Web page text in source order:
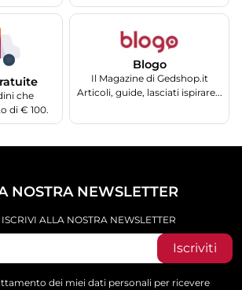
che
di € 100.
Blogo
Il Magazine di Gedshop.it
Articoli, guide, lasciati ispirare...
NOSTRA NEWSLETTER
ALLA NOSTRA NEWSLETTER
Iscriviti
dei miei dati personali per ricevere